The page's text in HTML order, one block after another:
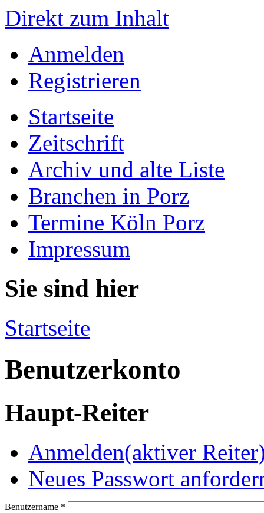
Direkt zum Inhalt
Anmelden
Registrieren
Startseite
Zeitschrift
Archiv und alte Liste
Branchen in Porz
Termine Köln Porz
Impressum
Sie sind hier
Startseite
Benutzerkonto
Haupt-Reiter
Anmelden(aktiver
Neues Passwort
Benutzername *